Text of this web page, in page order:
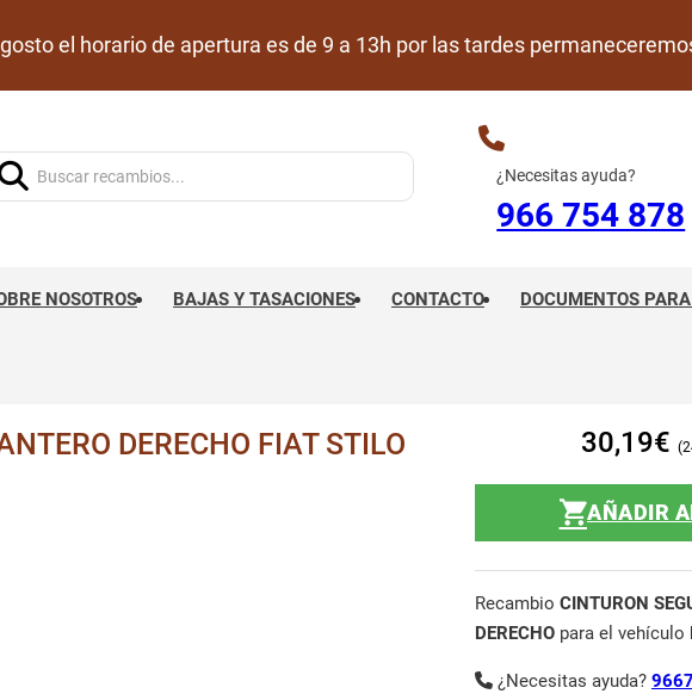
el horario de apertura es de 9 a 13h por las tardes
¿Necesitas ayuda?
966 754 878
NOSOTROS BAJAS Y TASACIONES CONTACTO DOCUMENTOS
DERECHO FIAT STILO
30,19€
AÑADIR
Recambio CINTURON
DERECHO para el vehículo
¿Necesitas ayuda?